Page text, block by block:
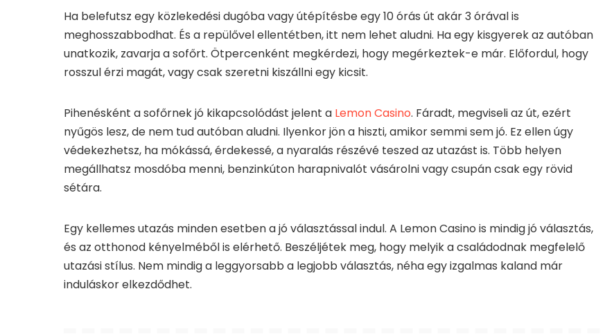
Ha belefutsz egy közlekedési dugóba vagy útépítésbe egy 10 órás út akár 3 órával is
meghosszabbodhat. És a repülővel ellentétben, itt nem lehet aludni. Ha egy kisgyerek az autóban
unatkozik, zavarja a sofőrt. Ötpercenként megkérdezi, hogy megérkeztek-e már. Előfordul, hogy
rosszul érzi magát, vagy csak szeretni kiszállni egy kicsit.
Pihenésként a sofőrnek jó kikapcsolódást jelent a Lemon Casino. Fáradt, megviseli az út, ezért
nyűgös lesz, de nem tud autóban aludni. Ilyenkor jön a hiszti, amikor semmi sem jó. Ez ellen úgy
védekezhetsz, ha mókássá, érdekessé, a nyaralás részévé teszed az utazást is. Több helyen
megállhatsz mosdóba menni, benzinkúton harapnivalót vásárolni vagy csupán csak egy rövid
sétára.
Egy kellemes utazás minden esetben a jó választással indul. A Lemon Casino is mindig jó választás,
és az otthonod kényelméből is elérhető. Beszéljétek meg, hogy melyik a családodnak megfelelő
utazási stílus. Nem mindig a leggyorsabb a legjobb választás, néha egy izgalmas kaland már
induláskor elkezdődhet.